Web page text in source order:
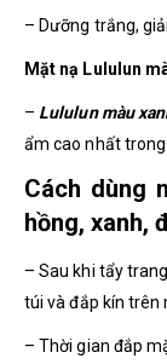
– Dưỡng trắng,
Mặt nạ Lululun
– Lululun màu
ẩm cao nhất
Cách dùng
hồng, xanh,
– Sau khi tẩy
túi và đắp kín trên
– Thời gian đắp